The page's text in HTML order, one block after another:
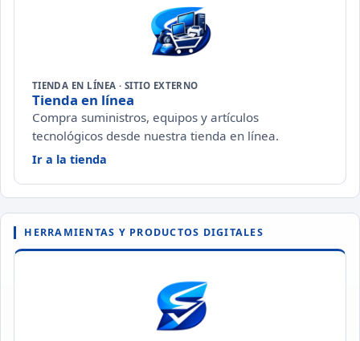
TIENDA EN LÍNEA · SITIO EXTERNO
Tienda en línea
Compra suministros, equipos y artículos
tecnológicos desde nuestra tienda en línea.
Ir a la tienda— Tienda en línea (se abre en una pestaña
HERRAMIENTAS Y PRODUCTOS DIGITALES